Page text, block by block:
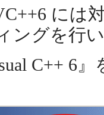
には
ングを行
C++ 6